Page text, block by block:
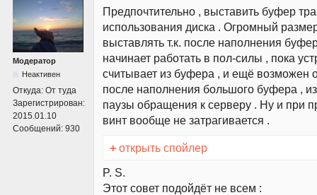
Модератор
Неактивен
Откуда: От туда
Зарегистрирован:
2015.01.10
Сообщений: 930
Предпочтительно , выставить буфер
использования диска . Огромный
выставлять т.к. после наполнения
начинает работать в пол-силы , пока
считывает из буфера , и ещё возможен
после наполнения большого буфера ,
паузы обращения к серверу . Ну и при
винт вообще не затрагивается .
+ открыть спойлер
P. S.
Этот совет подойдёт не всем :